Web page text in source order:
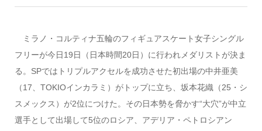
ミラノ・コルティナ五輪のフィギュアスケート女子シングル
フリーが今日19日（日本時間20日）に行われメダリストが決ま
る。SPではトリプルアクセルを成功させた初出場の中井亜美
（17、TOKIOインカラミ）がトップに立ち、坂本花織（25・シ
スメックス）が2位につけた。その日本勢を脅かす“大穴”が中立
選手として出場して5位のロシア、アデリア・ペトロシアン